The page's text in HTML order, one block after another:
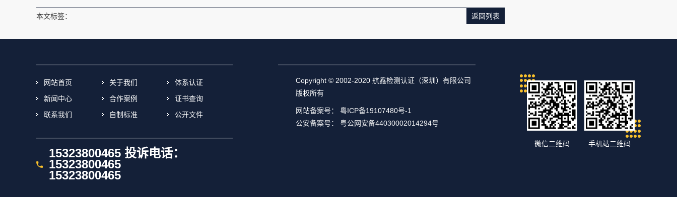
返回列表
本文标签：
网站首页 关于我们
体系认证
新闻中心
合作案例
证书查询
联系我们
自制标准 公开文件
15323800465 投诉电话：
15323800465
15323800465
Copyright © 2002-2020 航鑫检测认证（深圳）有限公司
版权所有
网站备案号： 粤ICP备19107480号-1
公安备案号： 粤公网安备44030002014294号
微信二维码 手机站二维码